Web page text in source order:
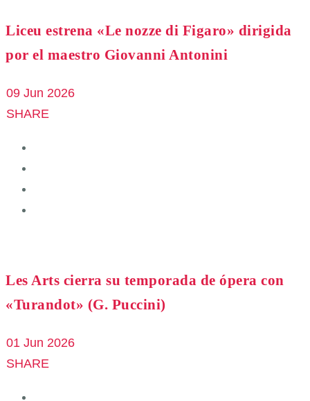
Liceu estrena «Le nozze di Figaro» dirigida
por el maestro Giovanni Antonini
09 Jun 2026
SHARE
Les Arts cierra su temporada de ópera con
«Turandot» (G. Puccini)
01 Jun 2026
SHARE